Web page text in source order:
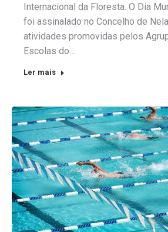
Internacional da Floresta. O Dia
foi assinalado no Concelho de
atividades promovidas pelos
Escolas do…
Ler mais